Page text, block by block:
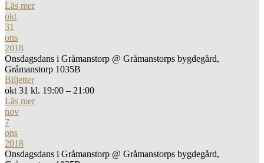
Läs mer
okt
31
ons
2018
Onsdagsdans i Gråmanstorp @ Gråmanstorps bygdegård,
Gråmanstorp 1035B
Biljetter
okt 31 kl. 19:00 – 21:00
Läs mer
nov
7
ons
2018
Onsdagsdans i Gråmanstorp @ Gråmanstorps bygdegård,